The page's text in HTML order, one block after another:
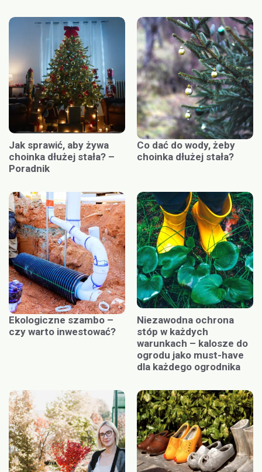
Jak sprawić, aby żywa
choinka dłużej stała? –
Poradnik
Co dać do wody, żeby
choinka dłużej stała?
Ekologiczne szambo –
czy warto inwestować?
Niezawodna ochrona
stóp w każdych
warunkach – kalosze do
ogrodu jako must-have
dla każdego ogrodnika